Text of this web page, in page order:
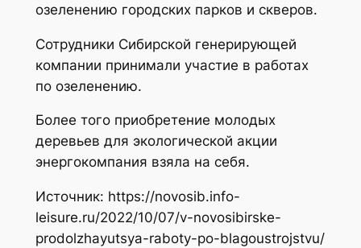
озеленению городских парков и скверов.
Сотрудники Сибирской генерирующей
компании принимали участие в работах
по озеленению.
Более того приобретение молодых
деревьев для экологической акции
энергокомпания взяла на себя.
Источник: https://novosib.info-
leisure.ru/2022/10/07/v-novosibirske-
prodolzhayutsya-raboty-po-blagoustrojstvu/